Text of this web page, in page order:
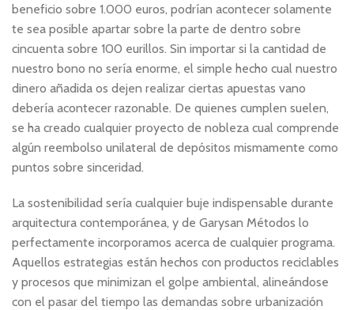
beneficio sobre 1.000 euros, podrí­an acontecer solamente
te sea posible apartar sobre la parte de dentro sobre
cincuenta sobre 100 eurillos. Sin importar si la cantidad de
nuestro bono no serí­a enorme, el simple hecho cual nuestro
dinero añadida os dejen realizar ciertas apuestas vano
debería acontecer razonable. De quienes cumplen suelen,
se ha creado cualquier proyecto de nobleza cual comprende
algún reembolso unilateral de depósitos mismamente­ como
puntos sobre sinceridad.
La sostenibilidad serí­a cualquier buje indispensable durante
arquitectura contemporánea, y de Garysan Métodos lo
perfectamente incorporamos acerca de cualquier programa.
Aquellos estrategias están hechos con productos reciclables
y procesos que minimizan el golpe ambiental, alineándose
con el pasar del tiempo las demandas sobre urbanización